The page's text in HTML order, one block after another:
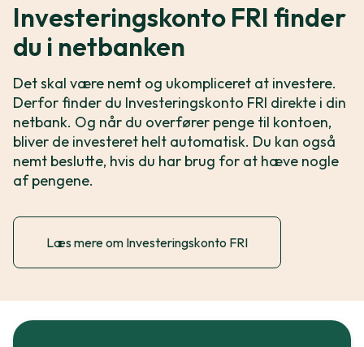
Investeringskonto FRI finder
du i netbanken
Det skal være nemt og ukompliceret at investere.
Derfor finder du Investeringskonto FRI direkte i din
netbank. Og når du overfører penge til kontoen,
bliver de investeret helt automatisk. Du kan også
nemt beslutte, hvis du har brug for at hæve nogle
af pengene.
Læs mere om Investeringskonto FRI